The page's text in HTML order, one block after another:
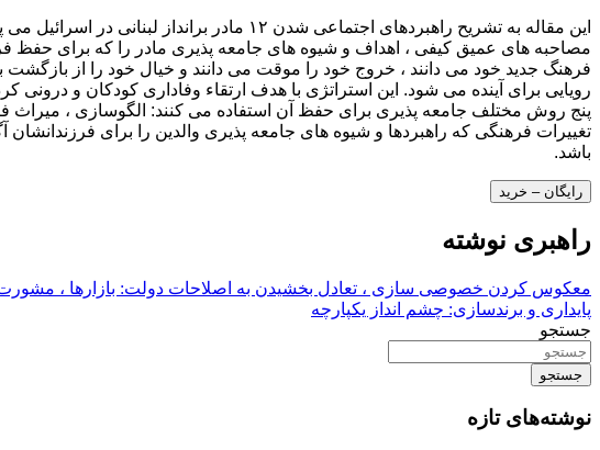
این مقاله به تشریح راهبردهای اجتماعی شدن
مصاحبه های عمیق کیفی ، اهداف و شیوه های جامعه پذیری مادر را که برای حفظ
فرهنگ جدید خود می دانند ، خروج خود را موقت می دانند و خیال خود را از بازگشت
رویایی برای آینده می شود. این استراتژی با هدف ارتقاء وفاداری کودکان و درونی
پنج روش مختلف جامعه پذیری برای حفظ آن استفاده می کنند: الگوسازی ، میراث
تغییرات فرهنگی که راهبردها و شیوه های جامعه پذیری والدین را برای
باشد.
رایگان – خرید
راهبری نوشته
معکوس کردن خصوصی سازی ، تعادل بخشیدن به اصلاحات دولت: بازارها ، مشورت
پایداری و برندسازی: چشم انداز یکپارچه
جستجو
جستجو
نوشته‌های تازه